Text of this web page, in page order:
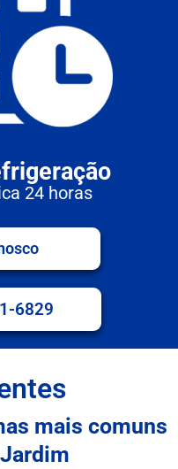
24 horas
6829
mais comuns